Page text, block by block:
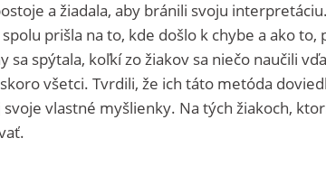
a žiadala, aby bránili svoju
prišla na to, kde došlo k chybe a ako to,
spýtala, koľkí zo žiakov sa niečo naučili
všetci. Tvrdili, že ich táto metóda
vlastné myšlienky. Na tých žiakoch,